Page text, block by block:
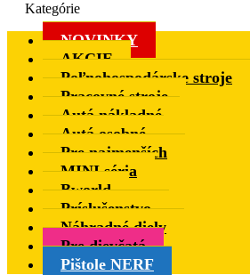
Kategórie
NOVINKY
AKCIE
Poľnohospodárske stroje
Pracovné stroje
Autá nákladné
Autá osobné
Pre najmenších
MINI séria
Bworld
Príslušenstvo
Náhradné diely
Pre dievčatá
Pištole NERF